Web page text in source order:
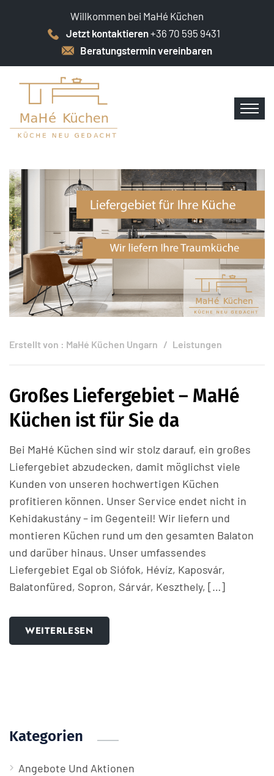
Willkommen bei MaHé Küchen
Jetzt kontaktieren+36 70 595 9431
Beratungstermin vereinbaren
Erstellt von : MaHé Küchen Ungarn Leistungen
Großes Liefergebiet – MaHé
Küchen ist für Sie da
Bei MaHé Küchen sind wir stolz darauf, ein großes
Liefergebiet abzudecken, damit möglichst viele
Kunden von unseren hochwertigen Küchen
profitieren können. Unser Service endet nicht in
Kehidakustány – im Gegenteil! Wir liefern und
montieren Küchen rund um den gesamten Balaton
und darüber hinaus. Unser umfassendes
Liefergebiet Egal ob Siófok, Hévíz, Kaposvár,
Balatonfüred, Sopron, Sárvár, Keszthely, […]
WEITERLESEN
Kategorien
Angebote Und Aktionen